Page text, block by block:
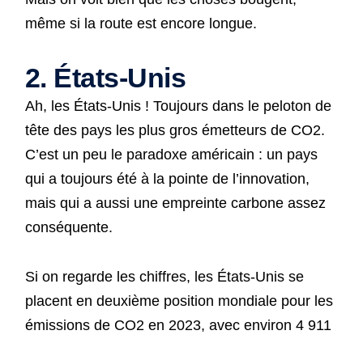
même si la route est encore longue.
2. États-Unis
Ah, les États-Unis ! Toujours dans le peloton de
tête des pays les plus gros émetteurs de CO2.
C’est un peu le paradoxe américain : un pays
qui a toujours été à la pointe de l’innovation,
mais qui a aussi une empreinte carbone assez
conséquente.
Si on regarde les chiffres, les États-Unis se
placent en deuxième position mondiale pour les
émissions de CO2 en 2023, avec environ 4 911